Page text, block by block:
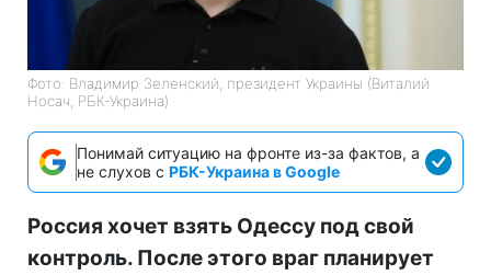
Фото: Владимир Зеленский, президент Украины (Виталий
Носач, РБК-Украина)
Понимай ситуацию на фронте из-за фактов, а
не слухов с РБК-Украина в Google
Россия хочет взять Одессу под свой
контроль. После этого враг планирует